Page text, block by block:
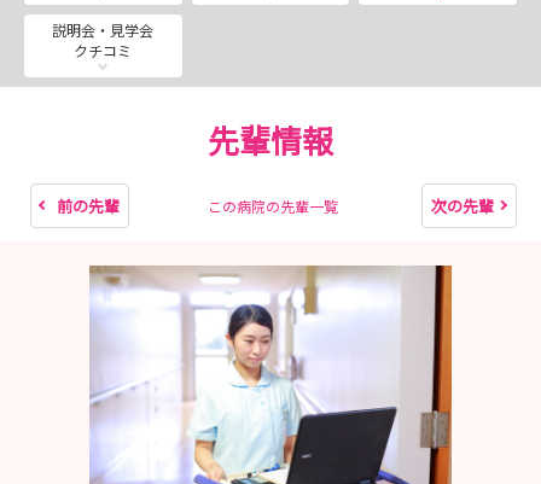
形式▸対面開催
・最寄り駅への送迎あり
・先輩看護師との座談会あり
・軽食とドリンクを無料提供します
説明会・見学会については、予約フォームからご応募お待
ちしております！
説明会・見学会
クチコミ
先輩情報
前の先輩 この病院の先輩一覧 次の先輩